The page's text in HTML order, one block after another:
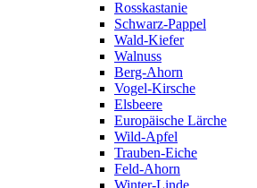
Rosskastanie
Schwarz-Pappel
Wald-Kiefer
Walnuss
Berg-Ahorn
Vogel-Kirsche
Elsbeere
Europäische Lärche
Wild-Apfel
Trauben-Eiche
Feld-Ahorn
Winter-Linde